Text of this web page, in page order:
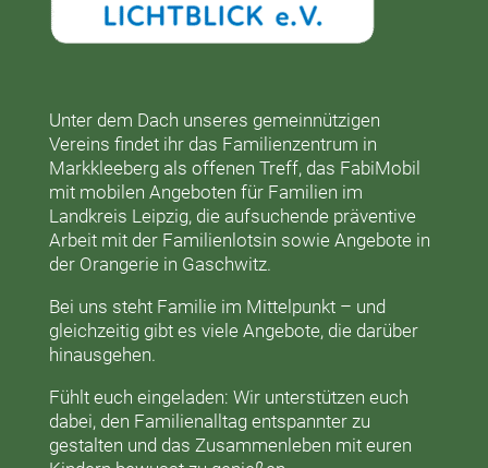
Unter dem Dach unseres gemeinnützigen
Vereins findet ihr das Familienzentrum in
Markkleebergals offenen Treff, das FabiMobil
mit mobilen Angeboten für Familien im
Landkreis Leipzig, die aufsuchende präventive
Arbeit mit der Familienlotsin sowie Angebote in
der Orangeriein Gaschwitz.
Bei uns steht Familie im Mittelpunkt – und
gleichzeitig gibt es viele Angebote, die darüber
hinausgehen.
Fühlt euch eingeladen: Wir unterstützen euch
dabei, den Familienalltag entspannter zu
gestalten und das Zusammenleben mit euren